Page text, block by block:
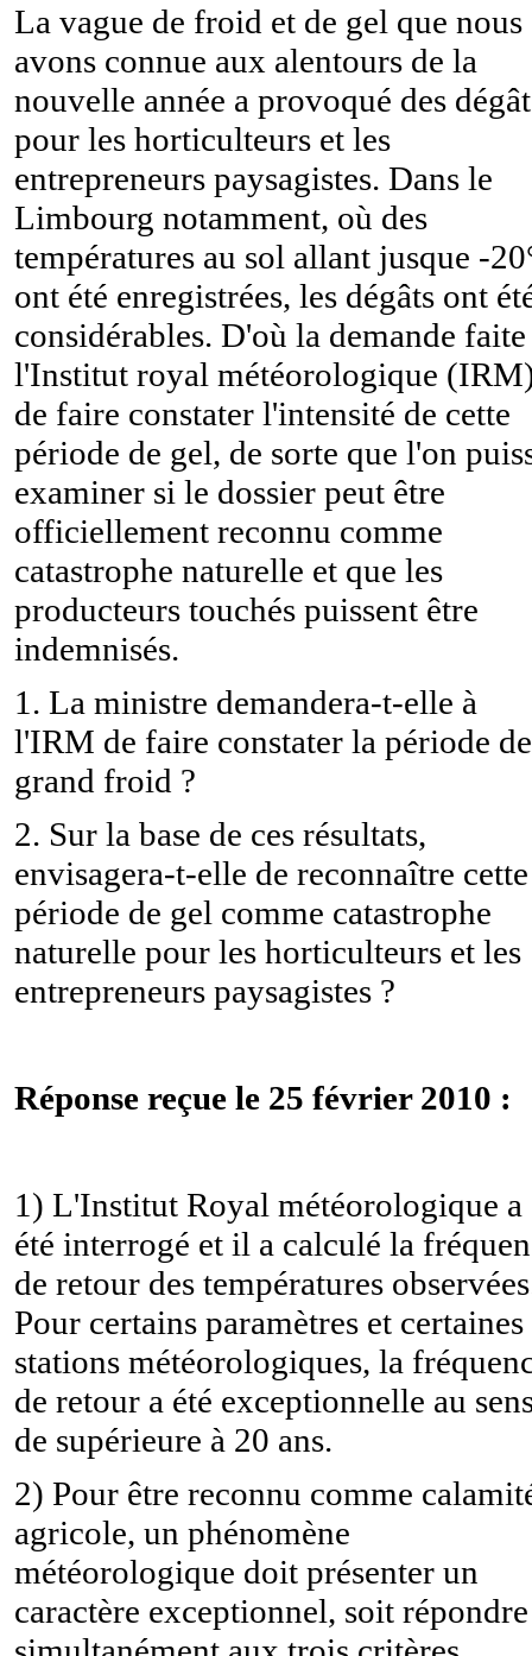
La vague de froid et de gel que nous
avons connue aux alentours de la
nouvelle année a provoqué des
pour les horticulteurs et les
entrepreneurs paysagistes. Dans le
Limbourg notamment, où des
températures au sol allant jusque -
ont été enregistrées, les dégâts ont
considérables. D'où la demande faite
l'Institut royal météorologique
de faire constater l'intensité de cette
période de gel, de sorte que l'on
examiner si le dossier peut être
officiellement reconnu comme
catastrophe naturelle et que les
producteurs touchés puissent être
indemnisés.
1. La ministre demandera-t-elle à
l'IRM de faire constater la période de
grand froid ?
2. Sur la base de ces résultats,
envisagera-t-elle de reconnaître cette
période de gel comme catastrophe
naturelle pour les horticulteurs et les
entrepreneurs paysagistes ?
Réponse reçue le 25 février 2010 :
1) L'Institut Royal météorologique a
été interrogé et il a calculé la
de retour des températures
Pour certains paramètres et certaines
stations météorologiques, la
de retour a été exceptionnelle au
de supérieure à 20 ans.
2) Pour être reconnu comme
agricole, un phénomène
météorologique doit présenter un
caractère exceptionnel, soit répondre